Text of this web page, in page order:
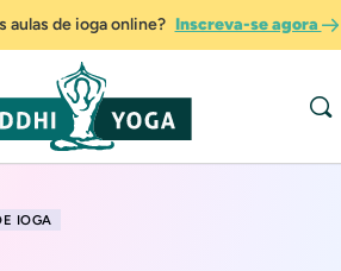
aulas de ioga online? Inscreva-se agora
IOGA